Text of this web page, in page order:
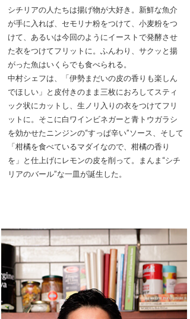
シチリアの人たちは揚げ物が大好き。新鮮な魚介
が手に入れば、セモリナ粉をつけて、小麦粉をつ
けて、あるいは今回のようにイーストで発酵させ
た衣をつけてフリットに。ふんわり、サクッと揚
がった魚はいくらでも食べられる。
中村シェフは、「伊勢まだいの皮の香りも楽しん
でほしい」と皮付きのまま三枚におろしてスティ
ック状にカットし、生ノリ入りの衣をつけてフリ
ットに。そこに白ワインビネガーと青トウガラシ
を効かせたニンジンの“すっぱ辛い”ソース、そして
「柑橘を食べているマダイなので、柑橘の香り
を」と仕上げにレモンの皮を削って。まんま“シチ
リアのバール”な一皿が誕生した。